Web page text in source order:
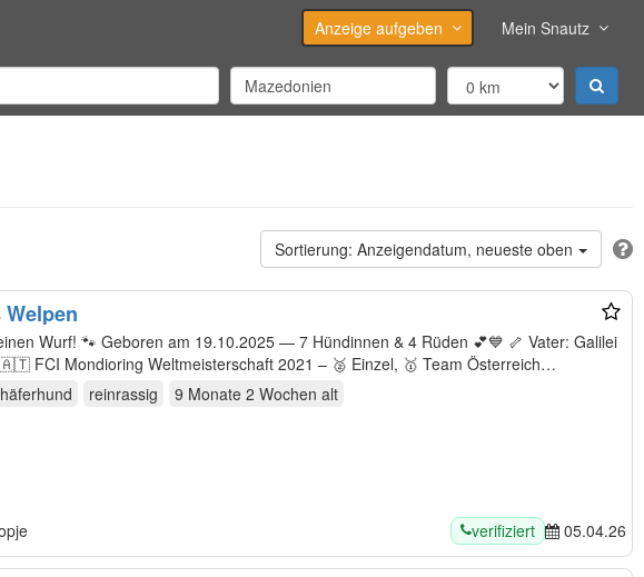
Anzeige aufgeben Mein Snautz
Anzeigendatum, neueste oben
Wurf! 🐾 Geboren am 19.10.2025 — 7 Hündinnen & 4 Rüden 💕💙 🦴 Vater: Galilei
FCI Mondioring Weltmeisterschaft 2021 – 🥈 Einzel, 🥇 Team Österreich
3…
reinrassig 9 Monate 2 Wochen alt
verifiziert 05.04.26